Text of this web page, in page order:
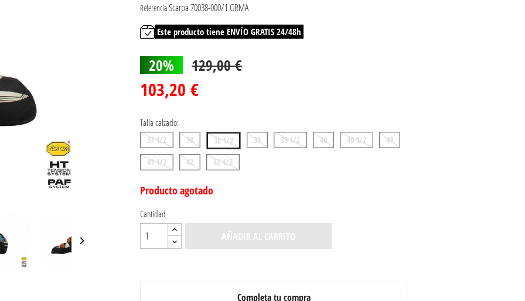

ReferenciaScarpa 70038-000/1 GRMA
Este producto tiene ENVÍO GRATIS 24/48h
20% 129,00 €
103,20 €
Talla calzado:
37 1/2 38 38 1/2 39 39 1/2 40 40 1/2
41
41 1/2
42 42 1/2
Producto agotado
Cantidad
AÑADIR AL CARRITO
Completa tu compra